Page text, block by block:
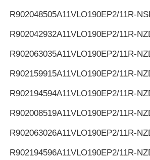
R902048505A11VLO190EP2/11R-
R902042932A11VLO190EP2/11R-
R902063035A11VLO190EP2/11R-
R902159915A11VLO190EP2/11R-
R902194594A11VLO190EP2/11R-
R902008519A11VLO190EP2/11R-
R902063026A11VLO190EP2/11R-
R902194596A11VLO190EP2/11R-